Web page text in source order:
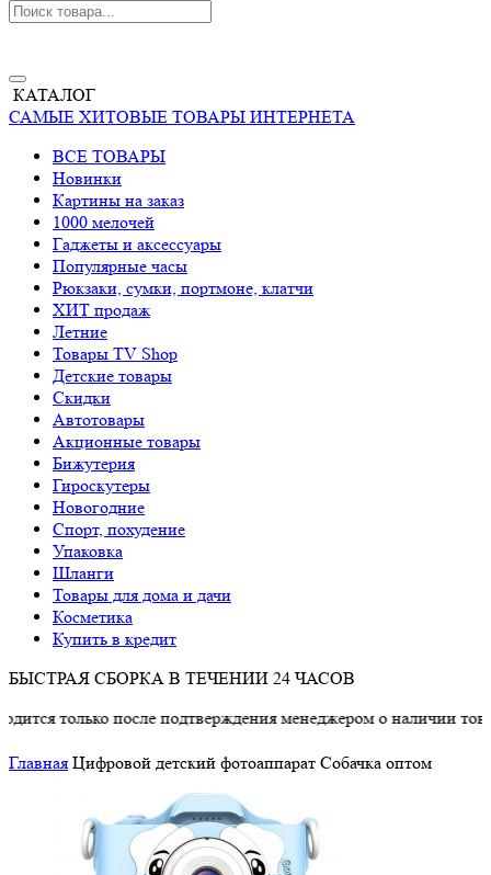
КАТАЛОГ
САМЫЕ ХИТОВЫЕ ТОВАРЫ ИНТЕРНЕТА
ВСЕ ТОВАРЫ
Новинки
Картины на заказ
1000 мелочей
Гаджеты и аксессуары
Популярные часы
Рюкзаки, сумки, портмоне, клатчи
ХИТ продаж
Летние
Товары TV Shop
Детские товары
Cкидки
Автотовары
Акционные товары
Бижутерия
Гироскутеры
Новогодние
Спорт, похудение
Упаковка
Шланги
Товары для дома и дачи
Косметика
Купить в кредит
БЫСТРАЯ СБОРКА В ТЕЧЕНИИ 24 ЧАСОВ
после подтверждения менеджером о наличии товара.
Главная Цифровой детский фотоаппарат Собачка оптом